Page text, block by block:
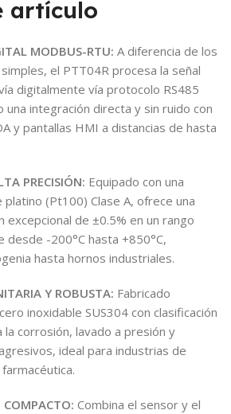
artículo
MODBUS-RTU: A diferencia de los
el PTT04R procesa la señal
digitalmente vía protocolo RS485
integración directa y sin ruido con
y pantallas HMI a distancias de hasta
PRECISIÓN: Equipado con una
(Pt100) Clase A, ofrece una
excepcional de ±0.5% en un rango
-200°C hasta +850°C,
hasta hornos industriales.
Y ROBUSTA: Fabricado
inoxidable SUS304 con clasificación
corrosión, lavado a presión y
ideal para industrias de
COMPACTO: Combina el sensor y el